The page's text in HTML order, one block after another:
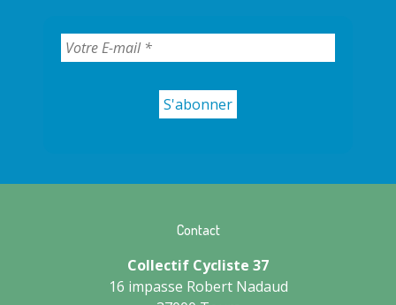
Contact
Collectif Cycliste 37
16 impasse Robert Nadaud